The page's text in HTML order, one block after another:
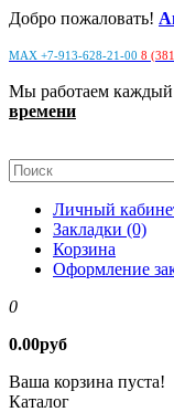
Добро пожаловать!
MAX +7-913-628-21-00 8
Мы работаем каждый
времени
Личный
Закладки (0)
Корзина
Оформление
0
0.00руб
Ваша корзина пуста!
Каталог